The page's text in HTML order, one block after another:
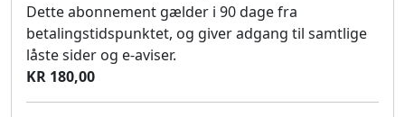
Dette abonnement gælder i 90 dage fra
betalingstidspunktet, og giver adgang til samtlige
låste sider og e-aviser.
KR 180,00